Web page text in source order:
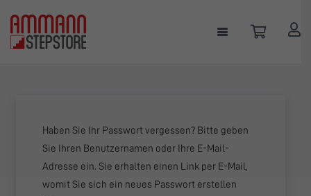
Haben Sie Ihr Passwort vergessen? Bitte geben
Sie Ihren Benutzernamen oder Ihre E-Mail-
Adresse ein. Sie erhalten einen Link per E-Mail,
womit Sie sich ein neues Passwort erstellen